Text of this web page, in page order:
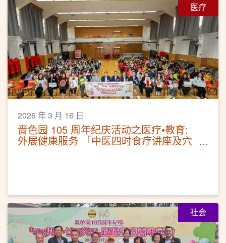
医疗
2026 年 3 月 16 日
啬色园 105 周年纪庆活动之医疗•教育:
外展健康服务 「中医四时食疗讲座及穴
社会